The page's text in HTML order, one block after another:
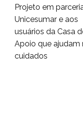
Projeto em
Unicesumar e aos
usuários da Casa
Apoio que ajudam
cuidados